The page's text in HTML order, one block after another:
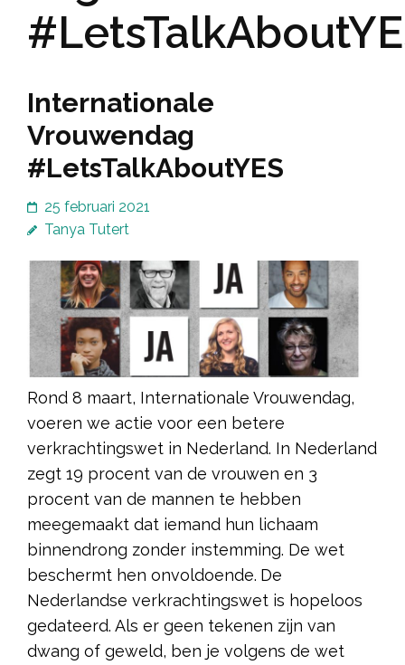
Internationale
Vrouwendag
#LetsTalkAboutYES
25 februari 2021
Tanya Tutert
Rond 8 maart, Internationale Vrouwendag,
voeren we actie voor een betere
verkrachtingswet in Nederland. In Nederland
zegt 19 procent van de vrouwen en 3
procent van de mannen te hebben
meegemaakt dat iemand hun lichaam
binnendrong zonder instemming. De wet
beschermt hen onvoldoende. De
Nederlandse verkrachtingswet is hopeloos
gedateerd. Als er geen tekenen zijn van
dwang of geweld, ben je volgens de wet